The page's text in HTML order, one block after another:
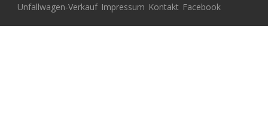
Unfallwagen-Verkauf Impressum Kontakt Facebook